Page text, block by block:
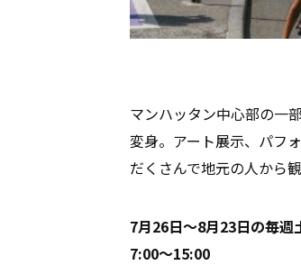
マンハッタン中心部の一
変身。アート展示、パフ
だくさんで地元の人から
7月26日〜8月23日の毎週
7:00〜15:00